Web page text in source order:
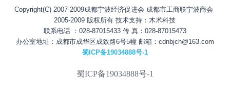
Copyright(C) 2007-2009成都宁波经济促进会 成都市工商联宁波商会
2005-2009 版权所有 技术支持：木术科技
联系电话 ：028-87015433 传 真：028-87015473
办公室地址：成都市成华区成致路6号5幢 邮箱：cdnbjch@163.com
蜀ICP备19034888号-1
蜀ICP备19034888号-1